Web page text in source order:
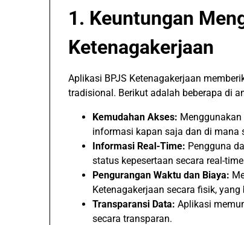
1. Keuntungan
Ketenagakerjaan
Aplikasi BPJS Ketenagakerjaan
tradisional. Berikut adalah beberapa di
Kemudahan Akses:
informasi kapan saja dan di mana
Informasi Real-Time: Pengguna
status kepesertaan secara real-
Pengurangan Waktu dan Biaya:
Ketenagakerjaan secara fisik,
Transparansi Data: Aplikasi
secara transparan.